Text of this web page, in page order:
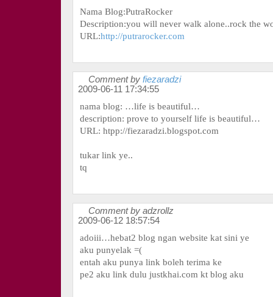
Nama Blog:PutraRocker
Description:you will never walk alone..rock the
URL:http://putrarocker.com
Comment by fiezaradzi
2009-06-11 17:34:55
nama blog: …life is beautiful…
description: prove to yourself life is beautiful…
URL: htpp://fiezaradzi.blogspot.com
tukar link ye..
tq
Comment by adzrollz
2009-06-12 18:57:54
adoiii…hebat2 blog ngan website kat sini ye
aku punyelak =(
entah aku punya link boleh terima ke
pe2 aku link dulu justkhai.com kt blog aku